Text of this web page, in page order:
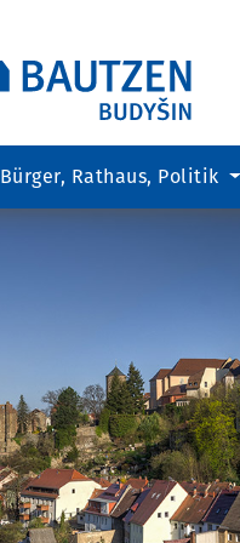
Bürger, Rathaus, Politik